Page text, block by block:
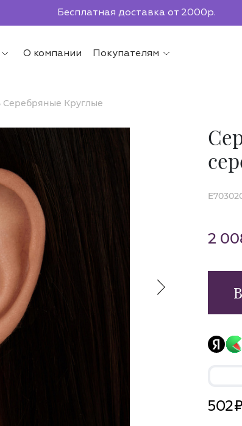
Бесплатная доставка от 2000р.
О компании
Покупателям
Серебряные Круглые
2